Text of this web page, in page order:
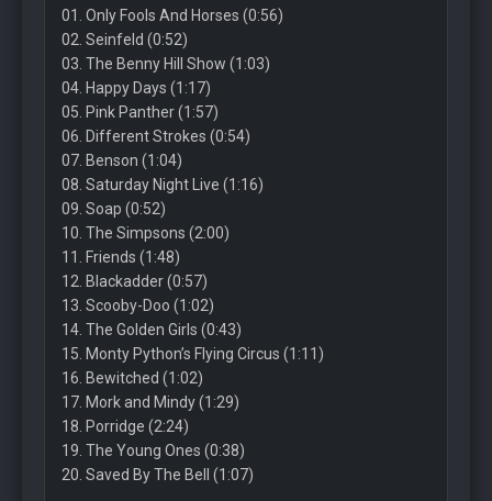
01. Only Fools And Horses (0:56)
02. Seinfeld (0:52)
03. The Benny Hill Show (1:03)
04. Happy Days (1:17)
05. Pink Panther (1:57)
06. Different Strokes (0:54)
07. Benson (1:04)
08. Saturday Night Live (1:16)
09. Soap (0:52)
10. The Simpsons (2:00)
11. Friends (1:48)
12. Blackadder (0:57)
13. Scooby-Doo (1:02)
14. The Golden Girls (0:43)
15. Monty Python’s Flying Circus (1:11)
16. Bewitched (1:02)
17. Mork and Mindy (1:29)
18. Porridge (2:24)
19. The Young Ones (0:38)
20. Saved By The Bell (1:07)